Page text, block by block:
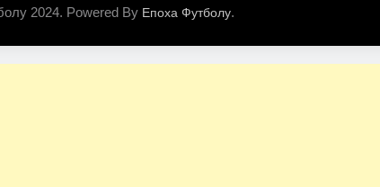
2024. Powered By Епоха Футболу.